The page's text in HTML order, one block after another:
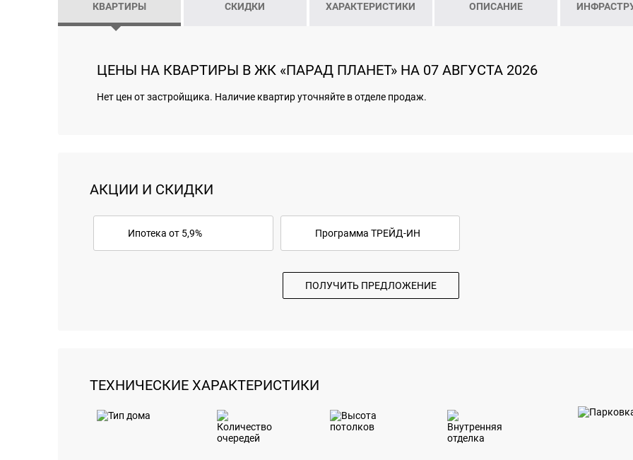
КВАРТИРЫ СКИДКИ ХАРАКТЕРИСТИКИ ОПИСАНИЕ
ЦЕНЫ НА КВАРТИРЫ В ЖК «ПАРАД ПЛАНЕТ» НА 07 АВГУСТА 2026
Нет цен от застройщика. Наличие квартир уточняйте в отделе продаж.
АКЦИИ И СКИДКИ
Ипотека от 5,9% Программа ТРЕЙД-ИН
ПОЛУЧИТЬ ПРЕДЛОЖЕНИЕ
ТЕХНИЧЕСКИЕ ХАРАКТЕРИСТИКИ